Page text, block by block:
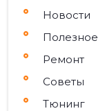
Новости
Полезное
Ремонт
Советы
Тюнинг